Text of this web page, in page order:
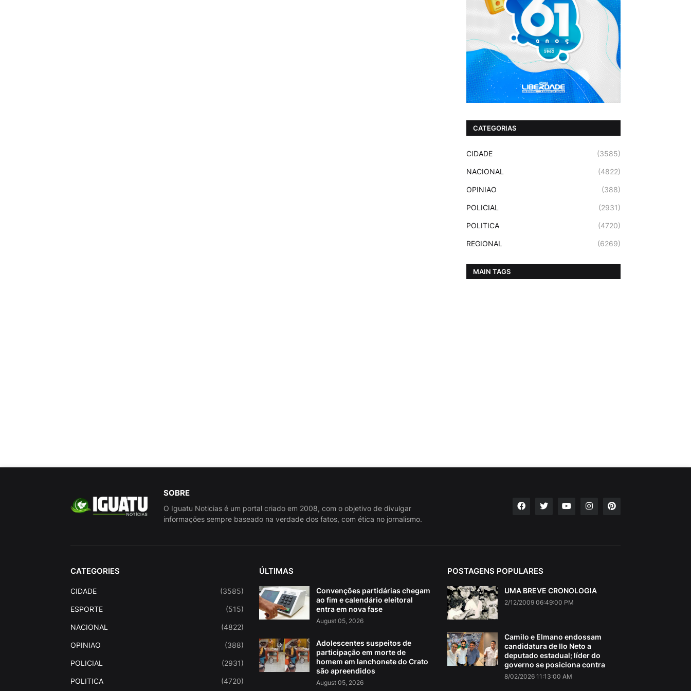
CATEGORIAS
CIDADE (3585)
NACIONAL (4822)
OPINIAO (388)
POLICIAL (2931)
POLITICA (4720)
REGIONAL (6269)
MAIN TAGS
SOBRE
O Iguatu Noticias é um portal criado em 2008, com o objetivo de divulgar
informações sempre baseado na verdade dos fatos, com ética no jornalismo.
CATEGORIES
CIDADE (3585)
ESPORTE (515)
NACIONAL (4822)
OPINIAO (388)
POLICIAL (2931)
POLITICA (4720)
ÚLTIMAS
Convenções partidárias chegam
ao fim e calendário eleitoral
entra em nova fase
August 05, 2026
Adolescentes suspeitos de
participação em morte de
homem em lanchonete do Crato
são apreendidos
August 05, 2026
POSTAGENS POPULARES
UMA BREVE CRONOLOGIA
2/12/2009 06:49:00 PM
Camilo e Elmano endossam
candidatura de Ilo Neto a
deputado estadual; líder do
governo se posiciona contra
8/02/2026 11:13:00 AM